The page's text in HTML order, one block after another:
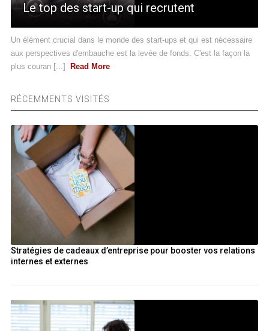
Le top des start-up qui recrutent
Un élément crucial dans le monde des start-ups et qui est nécessaire
aux perspectives d'embauche est la levée de fonds. C'est la façon la
plus couran [...]
Read More
RÉCEMMENTS VISITÉS
Stratégies de cadeaux d’entreprise pour booster vos relations
internes et externes